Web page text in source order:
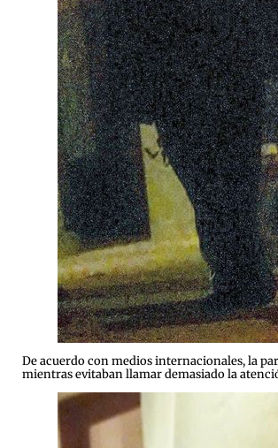
De acuerdo con medios internacionales, la
mientras evitaban llamar demasiado la